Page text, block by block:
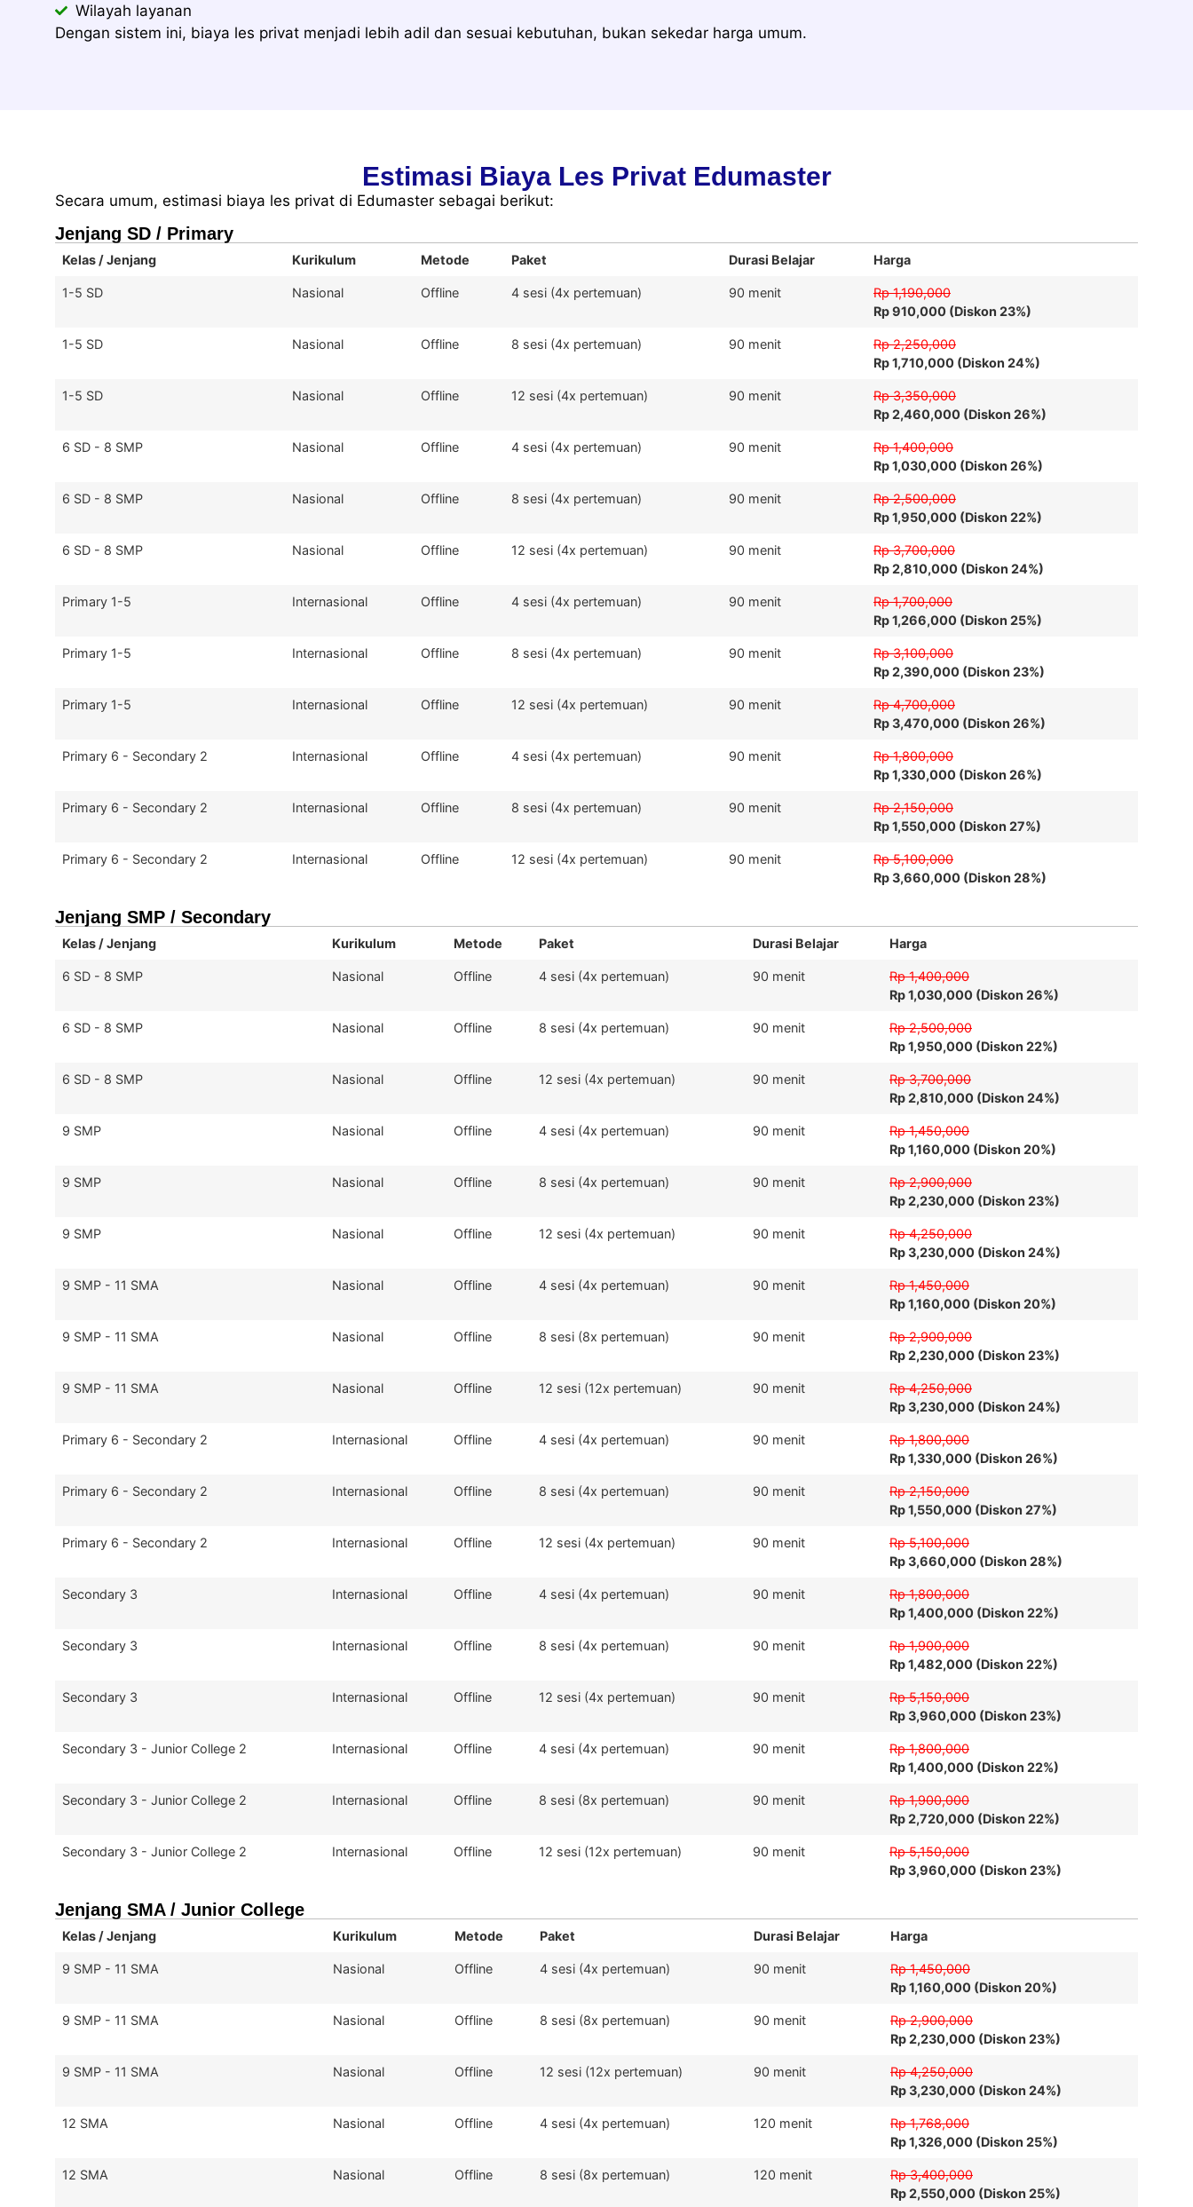
Wilayah layanan
Dengan sistem ini, biaya les privat menjadi lebih adil dan sesuai kebutuhan, bukan sekedar harga umum.
Estimasi Biaya Les Privat Edumaster
Secara umum, estimasi biaya les privat di Edumaster sebagai berikut:
Jenjang SD / Primary
Kelas / Jenjang Kurikulum Metode Paket Durasi Belajar Harga
1-5 SD Nasional Offline 4 sesi (4x pertemuan) 90 menit
Rp 1,190,000
Rp 910,000 (Diskon 23%)
1-5 SD Nasional Offline 8 sesi (4x pertemuan) 90 menit
Rp 2,250,000
Rp 1,710,000 (Diskon 24%)
1-5 SD Nasional Offline 12 sesi (4x pertemuan) 90 menit
Rp 3,350,000
Rp 2,460,000 (Diskon 26%)
6 SD - 8 SMP Nasional Offline 4 sesi (4x pertemuan) 90 menit
Rp 1,400,000
Rp 1,030,000 (Diskon 26%)
6 SD - 8 SMP Nasional Offline 8 sesi (4x pertemuan) 90 menit
Rp 2,500,000
Rp 1,950,000 (Diskon 22%)
6 SD - 8 SMP Nasional Offline 12 sesi (4x pertemuan) 90 menit
Rp 3,700,000
Rp 2,810,000 (Diskon 24%)
Primary 1-5 Internasional Offline 4 sesi (4x pertemuan) 90 menit
Rp 1,700,000
Rp 1,266,000 (Diskon 25%)
Primary 1-5 Internasional Offline 8 sesi (4x pertemuan) 90 menit
Rp 3,100,000
Rp 2,390,000 (Diskon 23%)
Primary 1-5 Internasional Offline 12 sesi (4x pertemuan) 90 menit
Rp 4,700,000
Rp 3,470,000 (Diskon 26%)
Primary 6 - Secondary 2 Internasional Offline 4 sesi (4x pertemuan) 90 menit
Rp 1,800,000
Rp 1,330,000 (Diskon 26%)
Primary 6 - Secondary 2 Internasional Offline 8 sesi (4x pertemuan) 90 menit
Rp 2,150,000
Rp 1,550,000 (Diskon 27%)
Primary 6 - Secondary 2 Internasional Offline 12 sesi (4x pertemuan) 90 menit
Rp 5,100,000
Rp 3,660,000 (Diskon 28%)
Jenjang SMP / Secondary
Kelas / Jenjang Kurikulum Metode Paket Durasi Belajar Harga
6 SD - 8 SMP Nasional Offline 4 sesi (4x pertemuan) 90 menit
Rp 1,400,000
Rp 1,030,000 (Diskon 26%)
6 SD - 8 SMP Nasional Offline 8 sesi (4x pertemuan) 90 menit
Rp 2,500,000
Rp 1,950,000 (Diskon 22%)
6 SD - 8 SMP Nasional Offline 12 sesi (4x pertemuan) 90 menit
Rp 3,700,000
Rp 2,810,000 (Diskon 24%)
9 SMP Nasional Offline 4 sesi (4x pertemuan) 90 menit
Rp 1,450,000
Rp 1,160,000 (Diskon 20%)
9 SMP Nasional Offline 8 sesi (4x pertemuan) 90 menit
Rp 2,900,000
Rp 2,230,000 (Diskon 23%)
9 SMP Nasional Offline 12 sesi (4x pertemuan) 90 menit
Rp 4,250,000
Rp 3,230,000 (Diskon 24%)
9 SMP - 11 SMA Nasional Offline 4 sesi (4x pertemuan) 90 menit
Rp 1,450,000
Rp 1,160,000 (Diskon 20%)
9 SMP - 11 SMA Nasional Offline 8 sesi (8x pertemuan) 90 menit
Rp 2,900,000
Rp 2,230,000 (Diskon 23%)
9 SMP - 11 SMA Nasional Offline 12 sesi (12x pertemuan) 90 menit
Rp 4,250,000
Rp 3,230,000 (Diskon 24%)
Primary 6 - Secondary 2 Internasional Offline 4 sesi (4x pertemuan) 90 menit
Rp 1,800,000
Rp 1,330,000 (Diskon 26%)
Primary 6 - Secondary 2 Internasional Offline 8 sesi (4x pertemuan) 90 menit
Rp 2,150,000
Rp 1,550,000 (Diskon 27%)
Primary 6 - Secondary 2 Internasional Offline 12 sesi (4x pertemuan) 90 menit
Rp 5,100,000
Rp 3,660,000 (Diskon 28%)
Secondary 3 Internasional Offline 4 sesi (4x pertemuan) 90 menit
Rp 1,800,000
Rp 1,400,000 (Diskon 22%)
Secondary 3 Internasional Offline 8 sesi (4x pertemuan) 90 menit
Rp 1,900,000
Rp 1,482,000 (Diskon 22%)
Secondary 3 Internasional Offline 12 sesi (4x pertemuan) 90 menit
Rp 5,150,000
Rp 3,960,000 (Diskon 23%)
Secondary 3 - Junior College 2 Internasional Offline 4 sesi (4x pertemuan) 90 menit
Rp 1,800,000
Rp 1,400,000 (Diskon 22%)
Secondary 3 - Junior College 2 Internasional Offline 8 sesi (8x pertemuan) 90 menit
Rp 1,900,000
Rp 2,720,000 (Diskon 22%)
Secondary 3 - Junior College 2 Internasional Offline 12 sesi (12x pertemuan) 90 menit
Rp 5,150,000
Rp 3,960,000 (Diskon 23%)
Jenjang SMA / Junior College
Kelas / Jenjang Kurikulum Metode Paket Durasi Belajar Harga
9 SMP - 11 SMA Nasional Offline 4 sesi (4x pertemuan) 90 menit
Rp 1,450,000
Rp 1,160,000 (Diskon 20%)
9 SMP - 11 SMA Nasional Offline 8 sesi (8x pertemuan) 90 menit
Rp 2,900,000
Rp 2,230,000 (Diskon 23%)
9 SMP - 11 SMA Nasional Offline 12 sesi (12x pertemuan) 90 menit
Rp 4,250,000
Rp 3,230,000 (Diskon 24%)
12 SMA Nasional Offline 4 sesi (4x pertemuan) 120 menit
Rp 1,768,000
Rp 1,326,000 (Diskon 25%)
12 SMA Nasional Offline 8 sesi (8x pertemuan) 120 menit
Rp 3,400,000
Rp 2,550,000 (Diskon 25%)